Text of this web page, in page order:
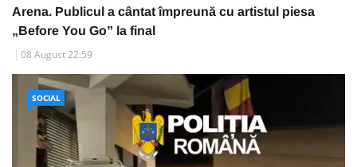
Arena. Publicul a cântat împreună cu artistul piesa
„Before You Go” la final
08 August 22:59
SOCIAL